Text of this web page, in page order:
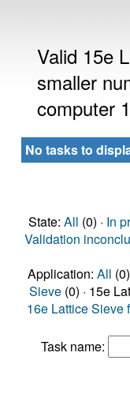
Valid 15e
smaller
computer
No tasks to
State: All (0) · In
Validation
Application: All
Sieve (0) · 15e
16e Lattice Sieve
Task name: